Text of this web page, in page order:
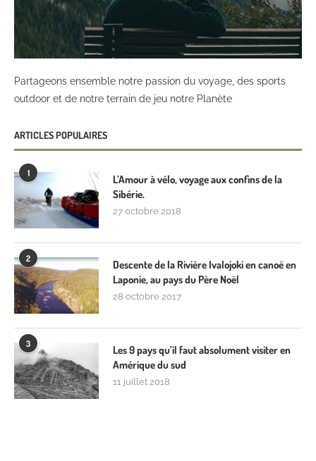
Partageons ensemble notre passion du voyage, des sports
outdoor et de notre terrain de jeu notre Planète
ARTICLES POPULAIRES
1
L’Amour à vélo, voyage aux confins de la
Sibérie.
27 octobre 2018
2
Descente de la Rivière Ivalojoki en canoë en
Laponie, au pays du Père Noël
28 octobre 2017
3
Les 9 pays qu’il faut absolument visiter en
Amérique du sud
11 juillet 2018